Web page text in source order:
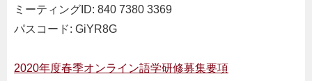
ミーティングID: 840 7380 3369
パスコード: GiYR8G
2020年度春季オンライン語学研修募集要項